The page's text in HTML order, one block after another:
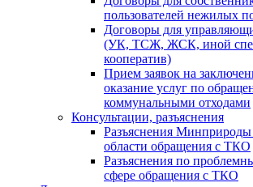
пользователей нежилых
Договоры для
(УК, ТСЖ, ЖСК, иной
кооператив)
Прием заявок на
оказание услуг по
коммунальными отходами
Консультации, разъяснения
Разъяснения Минприроды
области обращения с ТКО
Разъяснения по
сфере обращения с ТКО